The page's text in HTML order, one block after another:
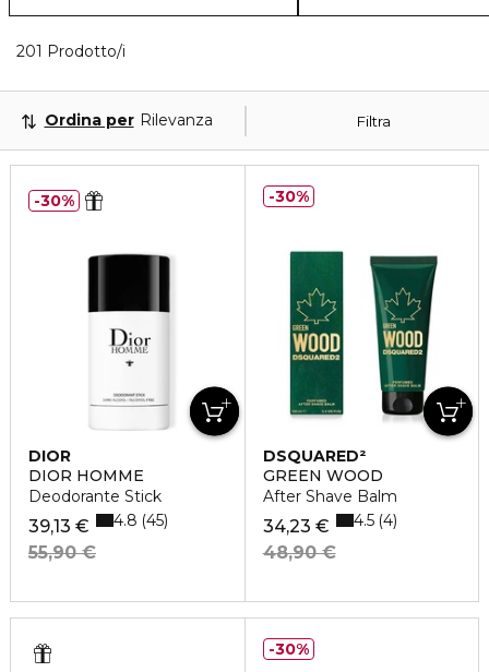
201 Prodotto/i
Filtra
Ordina per Rilevanza
DIOR
DIOR HOMME
Deodorante Stick
39,13 €
55,90 €
4.8 45
30%
DSQUARED²
GREEN WOOD
After Shave Balm
34,23 €
48,90 €
4.5 4
30%
30%